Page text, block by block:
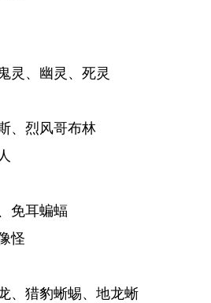
灵、幽灵、死灵
、烈风哥布林
免耳蝙蝠
怪
、猎豹蜥蜴、地龙蜥